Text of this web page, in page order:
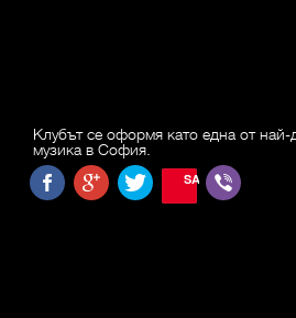
Клубът се оформя като една от
музика в София.
SAVE